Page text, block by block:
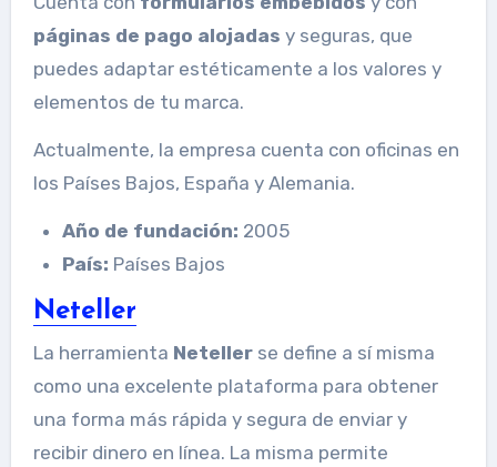
páginas de pago alojadas y seguras, que
puedes adaptar estéticamente a los valores y
elementos de tu marca.
Actualmente, la empresa cuenta con oficinas en
los Países Bajos, España y Alemania.
Año de fundación: 2005
País: Países Bajos
Neteller
La herramienta Netellerse define a sí misma
como una excelente plataforma para obtener
una forma más rápida y segura de enviar y
recibir dinero en línea. La misma permite